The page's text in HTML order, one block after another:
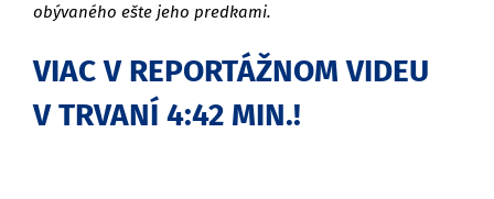
obývaného ešte jeho predkami.
VIAC V REPORTÁŽNOM VIDEU
V TRVANÍ 4:42 MIN.!